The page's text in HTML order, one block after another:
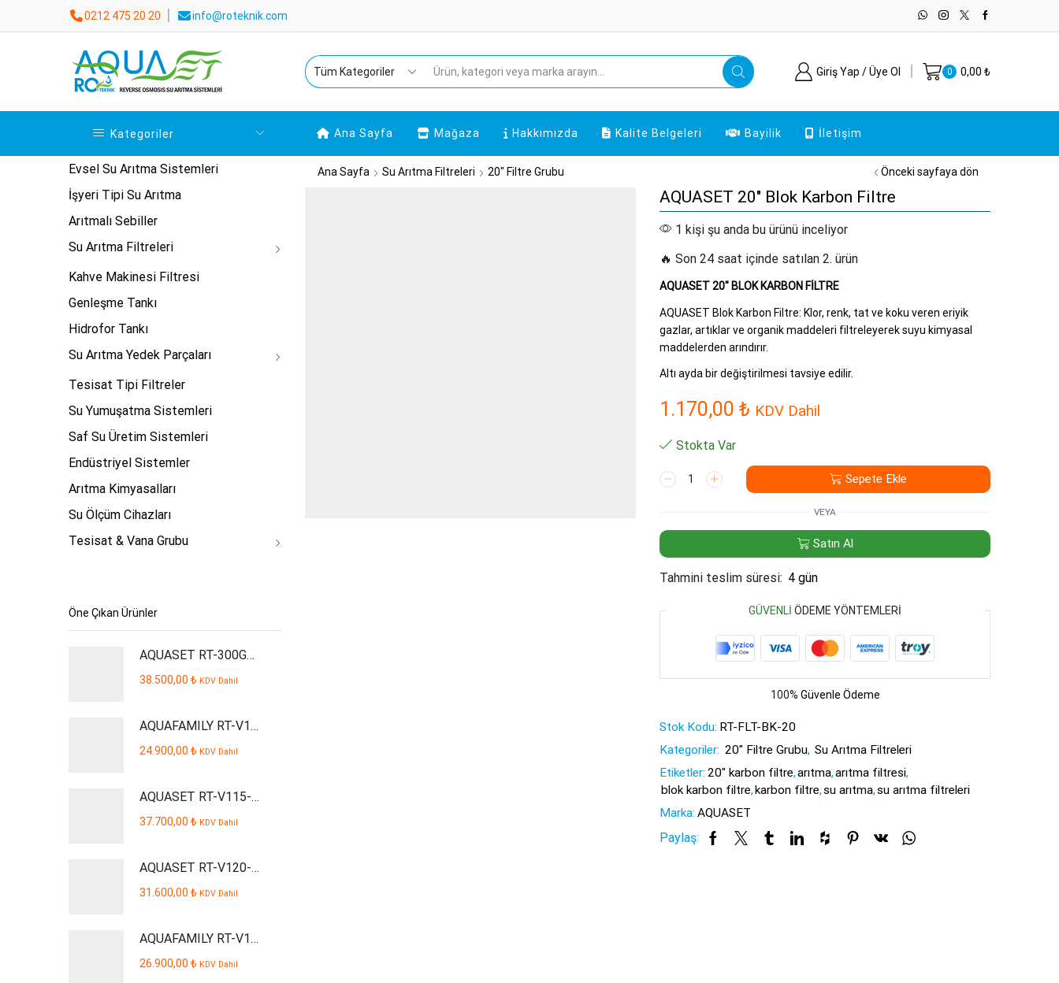
0212 475 20 20 info@roteknik.com
Search
Giriş Yap / Üye Ol 0 0,00 ₺
Kategoriler Ana Sayfa Mağaza Hakkımızda Kalite Belgeleri Bayilik İletişim
Ana Sayfa Su Arıtma Filtreleri 20" Filtre Grubu Önceki sayfaya dön
AQUASET 20″ Blok Karbon Filtre
1 kişi şu anda bu ürünü inceliyor
🔥 Son 24 saat içinde satılan 2. ürün
AQUASET 20″ BLOK KARBON FİLTRE
AQUASET Blok Karbon Filtre: Klor, renk, tat ve koku veren eriyik
gazlar, artıklar ve organik maddeleri filtreleyerek suyu kimyasal
maddelerden arındırır.
Altı ayda bir değiştirilmesi tavsiye edilir.
1.170,00 ₺ KDV Dahil
Stokta Var
AQUASET
20"
Filtre
adet
Sepete Ekle
VEYA
Satın Al
Tahmini teslim süresi: 4 gün
GÜVENLI ÖDEME YÖNTEMLERI
100% Güvenle Ödeme
Stok Kodu: RT-FLT-BK-20
Kategoriler: 20" Filtre Grubu, Su Arıtma Filtreleri
Etiketler: 20" karbon filtre,arıtma,arıtma filtresi,
blok karbon filtre,karbon filtre,su arıtma,su arıtma filtreleri
Marka: AQUASET
Paylaş:
Evsel Su Arıtma Sistemleri
İşyeri Tipi Su Arıtma
Arıtmalı Sebiller
Su Arıtma Filtreleri
Kahve Makinesi Filtresi
Genleşme Tankı
Hidrofor Tankı
Su Arıtma Yedek Parçaları
Tesisat Tipi Filtreler
Su Yumuşatma Sistemleri
Saf Su Üretim Sistemleri
Endüstriyel Sistemler
Arıtma Kimyasalları
Su Ölçüm Cihazları
Tesisat & Vana Grubu
Öne Çıkan Ürünler
AQUASET RT-300GPD Plus İşyeri Tipi Su Arıtma Cihazı
38.500,00 ₺ KDV Dahil
AQUAFAMILY RT-V109-P Smart Dijital Kabinli Pompalı Su Arıtma Cihazı
24.900,00 ₺ KDV Dahil
AQUASET RT-V115-P Smart Dijital Kabinli Pompalı Su Arıtma Cihazı
37.700,00 ₺ KDV Dahil
AQUASET RT-V120-P AQUSTA Smart Dijital Kabinli Pompalı Su Arıtma Cihazı
31.600,00 ₺ KDV Dahil
AQUAFAMILY RT-V110-P Smart Dijital Kabinli Pompalı Su Arıtma Cihazı
26.900,00 ₺ KDV Dahil